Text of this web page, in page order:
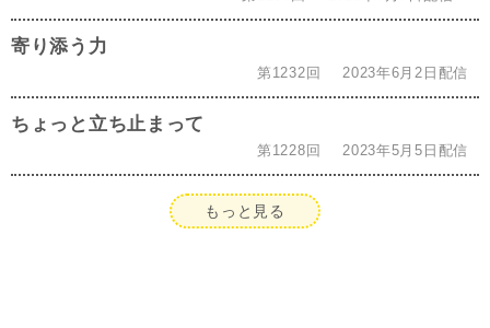
寄り添う力
第1232回 2023年6月2日配信
ちょっと立ち止まって
第1228回 2023年5月5日配信
もっと見る